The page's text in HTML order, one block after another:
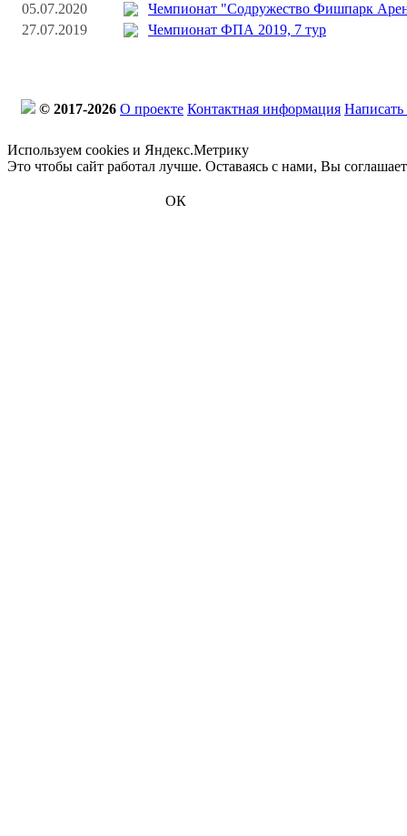
05.07.2020
Чемпионат "Содружество Фишпарк
27.07.2019
Чемпионат ФПА 2019, 7 тур
© 2017-2026 О проекте Контактная информация
Используем cookies и Яндекс.Метрику
Это чтобы сайт работал лучше. Оставаясь с нами, Вы
ОК